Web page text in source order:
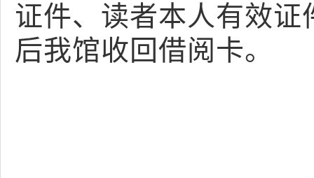
证件、读者本人有效
后我馆收回借阅卡。